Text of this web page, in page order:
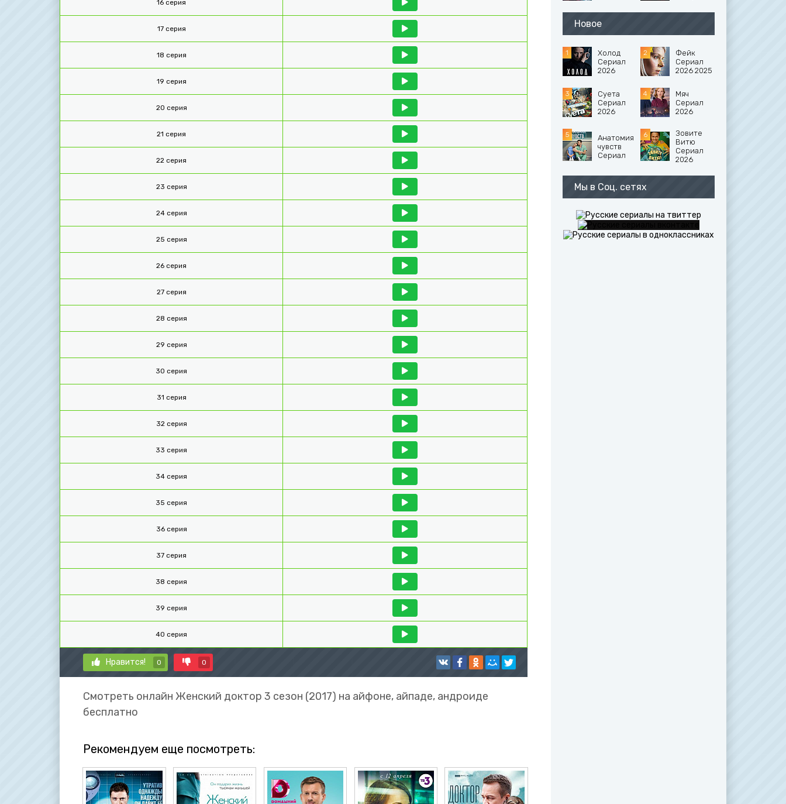
16 серия
17 серия
18 серия
19 серия
20 серия
21 серия
22 серия
23 серия
24 серия
25 серия
26 серия
27 серия
28 серия
29 серия
30 серия
31 серия
32 серия
33 серия
34 серия
35 серия
36 серия
37 серия
38 серия
39 серия
40 серия
Нравится! 0 0
Смотреть онлайн Женский доктор 3 сезон (2017) на айфоне, айпаде, андроиде
бесплатно
Рекомендуем еще посмотреть:
Новое
Холод
Сериал
2026
Фейк
Сериал
2026 2025
Суета
Сериал
2026
Мяч
Сериал
2026
Анатомия
чувств
Сериал
Зовите
Витю
Сериал
2026
Мы в Соц. сетях